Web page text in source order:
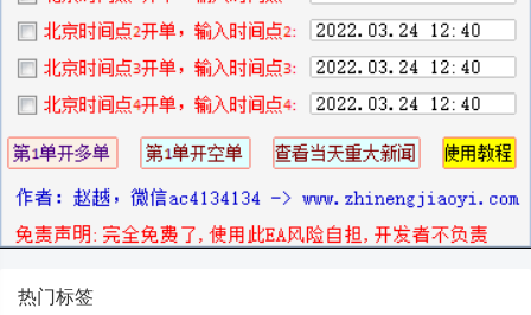
热门标签